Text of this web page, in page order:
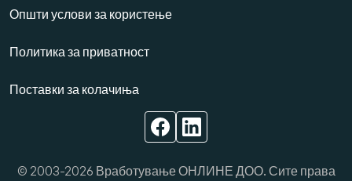
Општи услови за користење
Политика за приватност
Поставки за колачиња
© 2003-2026 Вработување ОНЛИНЕ ДОО. Сите права